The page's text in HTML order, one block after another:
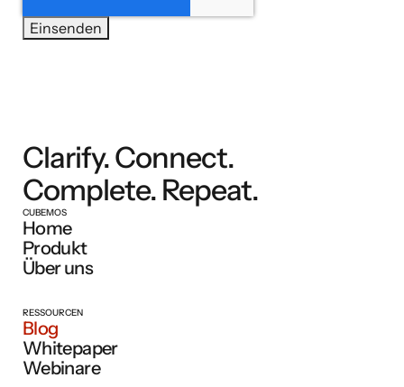
Clarify. Connect.
Complete. Repeat.
CUBEMOS
Home
Produkt
Über uns
RESSOURCEN
Blog
Whitepaper
Webinare